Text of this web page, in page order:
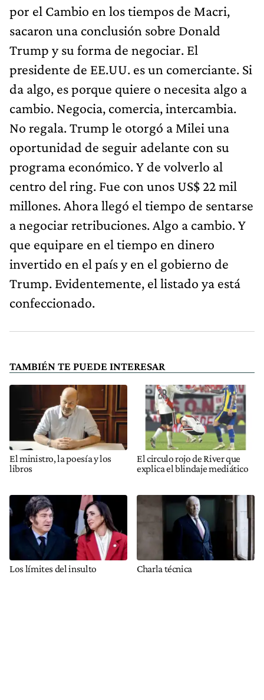
por el Cambio en los tiempos de Macri,
sacaron una conclusión sobre Donald
Trump y su forma de negociar. El
presidente de EE.UU. es un comerciante. Si
da algo, es porque quiere o necesita algo a
cambio. Negocia, comercia, intercambia.
No regala. Trump le otorgó a Milei una
oportunidad de seguir adelante con su
programa económico. Y de volverlo al
centro del ring. Fue con unos US$ 22 mil
millones. Ahora llegó el tiempo de sentarse
a negociar retribuciones. Algo a cambio. Y
que equipare en el tiempo en dinero
invertido en el país y en el gobierno de
Trump. Evidentemente, el listado ya está
confeccionado.
TAMBIÉN TE PUEDE INTERESAR
El ministro, la poesía y los
libros
El circulo rojo de River que
explica el blindaje mediático
Los límites del insulto Charla técnica